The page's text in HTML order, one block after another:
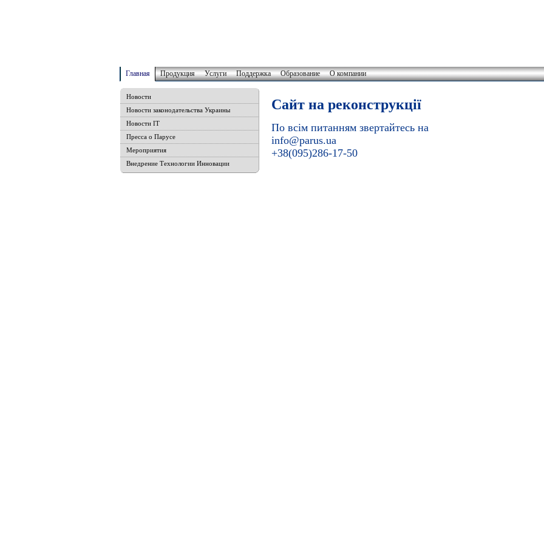
Главная Продукция Услуги Поддержка Образование О компании
Новости
Новости законодательства Украины
Новости IT
Пресса о Парусе
Мероприятия
Внедрение Технологии Инновации
Сайт на реконструкції
По всім питанням звертайтесь на
info@parus.ua
+38(095)286-17-50